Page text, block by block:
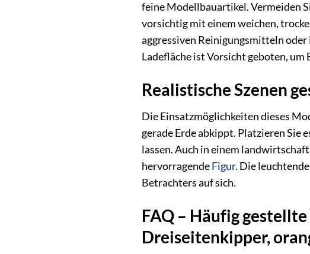
feine Modellbauartikel. Vermeiden
vorsichtig mit einem weichen,
aggressiven Reinigungsmitteln
Ladefläche ist Vorsicht geboten, um
Realistische Szenen
Die Einsatzmöglichkeiten dieses
gerade Erde abkippt. Platzieren Sie
lassen. Auch in einem
hervorragendeFigur. Die
Betrachters auf sich.
FAQ – Häufig
Dreiseitenkipper,